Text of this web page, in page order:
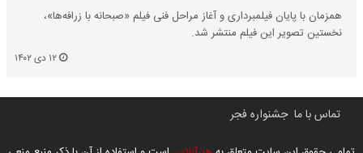
همزمان با پایان فیلمبرداری و آغاز مراحل فنی فیلم «صبحانه با زرافه‌ها»،
نخستین تصویر این فیلم منتشر شد.
تماس با ما جشنواره فجر